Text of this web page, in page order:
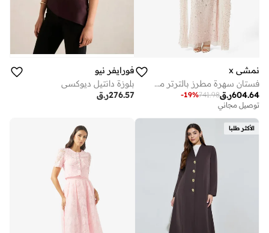
نمشي x
فستان سهرة مطرز بالترتر مع كاب
ر.ق604.64
741.98
-19%
توصيل مجاني
فورايفر نيو
بلوزة دانتيل ديوكسي
ر.ق276.57
الأكثر طلبا